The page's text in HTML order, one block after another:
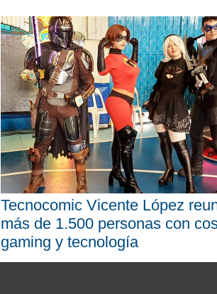
Tecnocomic Vicente López
más de 1.500 personas con
gaming y tecnología